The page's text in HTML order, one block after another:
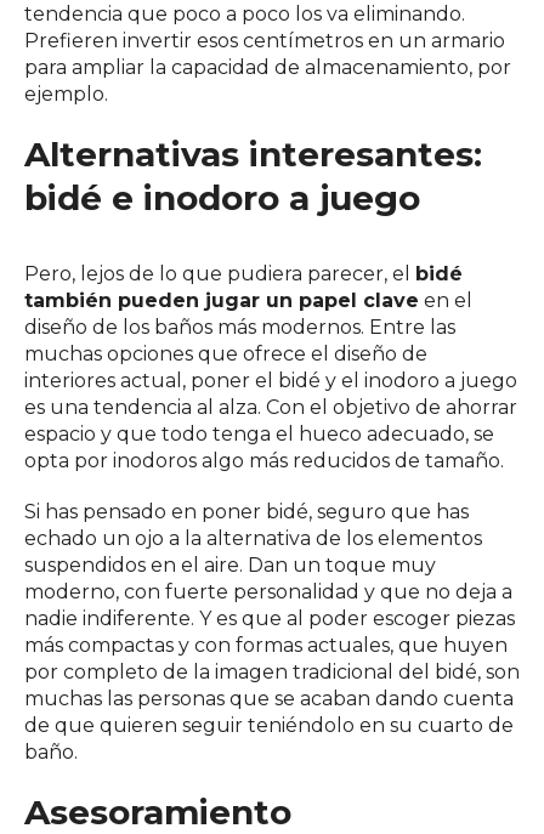
tendencia que poco a poco los va eliminando.
Prefieren invertir esos centímetros en un armario
para ampliar la capacidad de almacenamiento, por
ejemplo.
Alternativas interesantes:
bidé e inodoro a juego
Pero, lejos de lo que pudiera parecer, el bidé
también pueden jugar un papel clave en el
diseño de los baños más modernos. Entre las
muchas opciones que ofrece el diseño de
interiores actual, poner el bidé y el inodoro a juego
es una tendencia al alza. Con el objetivo de ahorrar
espacio y que todo tenga el hueco adecuado, se
opta por inodoros algo más reducidos de tamaño.
Si has pensado en poner bidé, seguro que has
echado un ojo a la alternativa de los elementos
suspendidos en el aire. Dan un toque muy
moderno, con fuerte personalidad y que no deja a
nadie indiferente. Y es que al poder escoger piezas
más compactas y con formas actuales, que huyen
por completo de la imagen tradicional del bidé, son
muchas las personas que se acaban dando cuenta
de que quieren seguir teniéndolo en su cuarto de
baño.
Asesoramiento